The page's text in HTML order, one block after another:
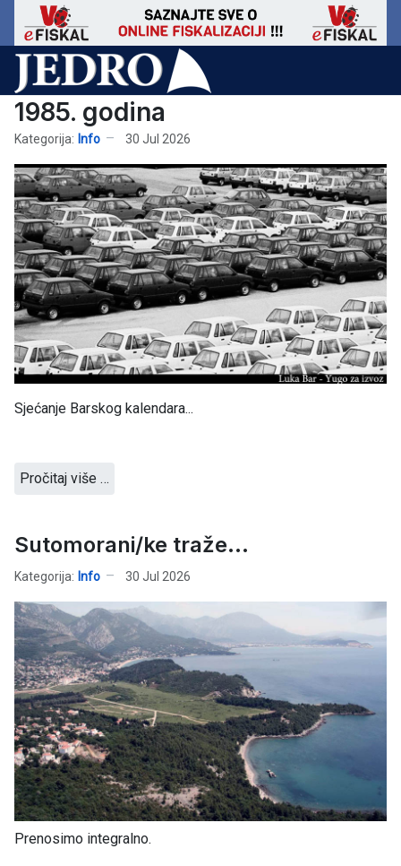
1985. godina
Kategorija: Info 30 Jul 2026
Sjećanje Barskog kalendara...
Pročitaj više …
Sutomorani/ke traže...
Kategorija: Info 30 Jul 2026
Prenosimo integralno.